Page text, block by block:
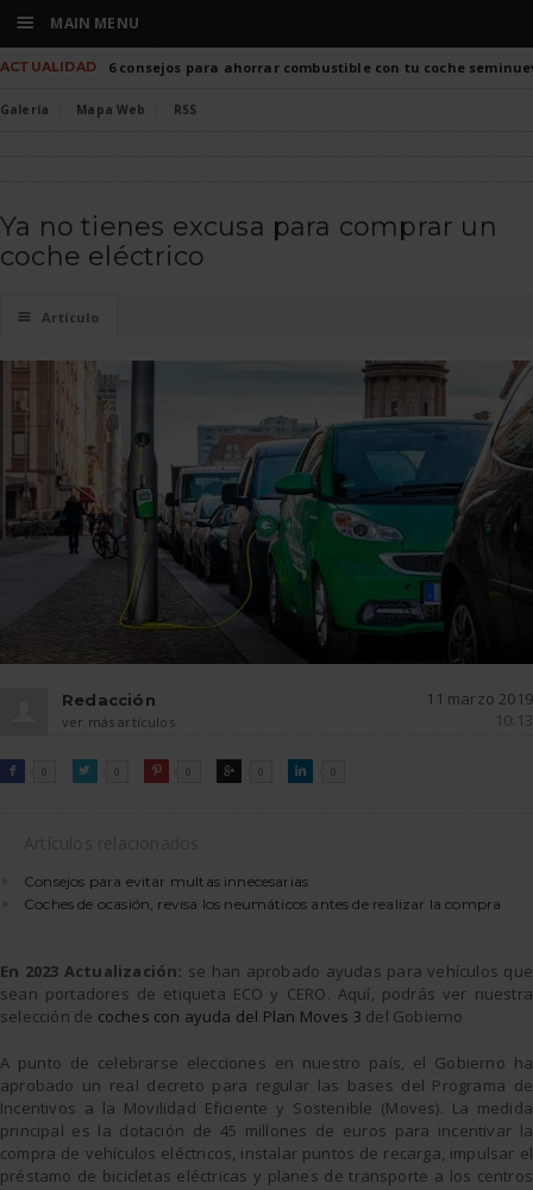
ACTUALIDAD 6 consejos para ahorrar combustible con tu coche
Galería Mapa Web RSS
Ya no tienes excusa para comprar un
coche eléctrico
☰ Artículo
Redacción
ver más artículos
11 marzo 2019
10:13

FACEBOOK
0 
TWITTER0 
PINTEREST
0 
GOOGLE0 
LINKEDIN
0
Consejos para evitar multas innecesarias
Coches de ocasión, revisa los neumáticos antes de realizar la compra
En 2023 Actualización: se han aprobado ayudas para vehículos que
sean portadores de etiqueta ECO y CERO. Aquí, podrás ver nuestra
selección de coches con ayuda del Plan Moves 3 del Gobierno
A punto de celebrarse elecciones en nuestro país, el Gobierno ha
aprobado un real decreto para regular las bases del Programa de
Incentivos a la Movilidad Eficiente y Sostenible (Moves). La medida
principal es la dotación de 45 millones de euros para incentivar la
compra de vehículos eléctricos, instalar puntos de recarga, impulsar el
préstamo de bicicletas eléctricas y planes de transporte a los centros
☰ MAIN MENU